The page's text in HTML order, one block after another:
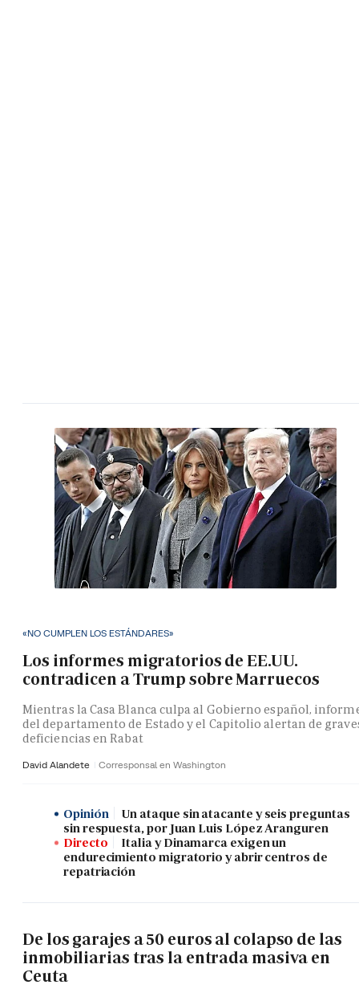
«NO CUMPLEN LOS ESTÁNDARES»
Los informes migratorios de EE.UU.
contradicen a Trump sobre Marruecos
Mientras la Casa Blanca culpa al Gobierno español,
del departamento de Estado y el Capitolio alertan de
deficiencias en Rabat
David Alandete Corresponsal en Washington
Opinión
Un ataque sin atacante y seis preguntas
sin respuesta, por Juan Luis López Aranguren
Directo
Italia y Dinamarca exigen un
endurecimiento migratorio y abrir centros de
repatriación
De los garajes a 50 euros al colapso de las
inmobiliarias tras la entrada masiva en
Ceuta